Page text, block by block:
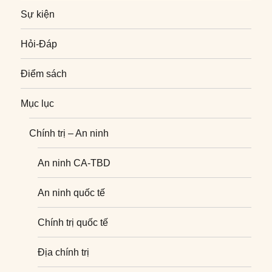
Sự kiện
Hỏi-Đáp
Điểm sách
Mục lục
Chính trị – An ninh
An ninh CA-TBD
An ninh quốc tế
Chính trị quốc tế
Địa chính trị